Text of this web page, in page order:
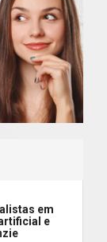
em
e